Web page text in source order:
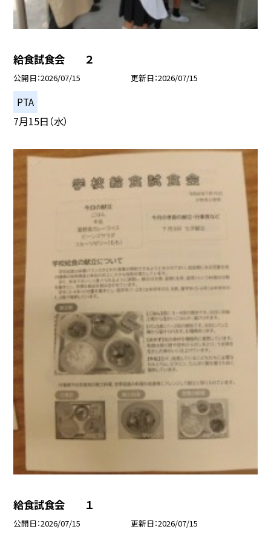
給食試食会 ２
公開日 2026/07/15 更新日 2026/07/15
PTA
7月15日（水）
給食試食会 １
公開日 2026/07/15 更新日 2026/07/15